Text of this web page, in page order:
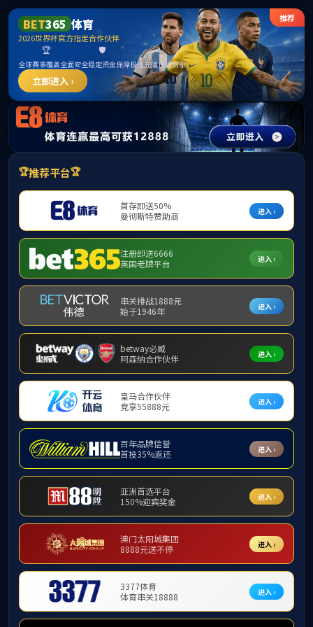
******
中国·太阳集团tyc5997(Macau)股份有限公
司-Officialwebsite
请输入验证码下载附件